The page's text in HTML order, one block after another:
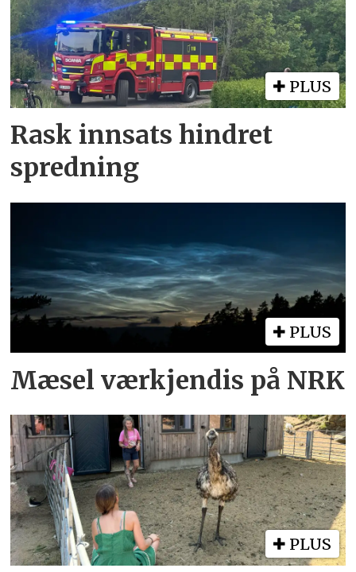
PLUS
Rask innsats hindret
spredning
PLUS
Mæsel værkjendis på NRK
PLUS